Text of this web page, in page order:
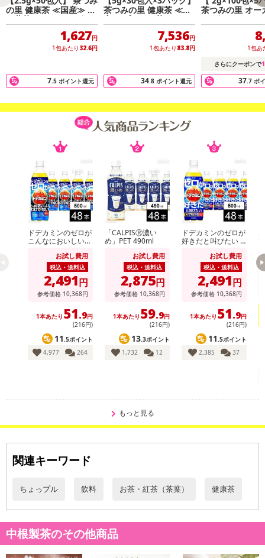
【100％国産原料。毎日の習慣に。】
自然の恵みをいっぱいに受けて育た鮮度の高い桑の葉を使用しまし
【桑の葉茶のおすすめポイント】
子どもから年寄りまでカフェインが気になる方どなたでもお飲みい
ただけます。
2.国産原料で安心
国産の良質な桑の葉を使用。
100％国産原料なので安心です。
雄大な大地で自然な恵みをいっぱいに受けて育った桑の葉をお届け
します。
3．加工ももちろん国内製造
の里 健康茶 ≪国産≫ 桑
の葉茶 ティーバッグ ノ
1,627円
1包あたり 32.6円
7.5 ポイント還元
茶つみの里 健康茶 ≪国
産≫ プーアル茶 ティー
7,536円
1包あたり 83.8円
34.8 ポイント還元
茶つみの里 オー
ク グリーンル
ィー ティーバッ
1包あ
さらにクーポンで
37.7 ポ
ドデカミンのゼロが
こんなにおいしいわ
お試し費用
税込・送料込
2,491円
参考価格 10,368円
1本あたり 51.9円
(216円)
11.5ポイント
4,977
264
「CALPISⓇ濃い
め」PET 490ml
お試し費用
税込・送料込
2,875円
参考価格 10,368円
1本あたり 59.9円
(216円)
13.3ポイント
1,732
12
ドデカミンのゼロが
好きだと叫びたい P
お試し費用
税込・送料込
2,491円
参考価格 10,368円
1本あたり 51.9円
(216円)
11.5ポイント
2,385
37
もっと見る
関連キーワード
ちょっプル 飲料 お茶・紅茶（茶葉） 健康茶
中根製茶のその他商品